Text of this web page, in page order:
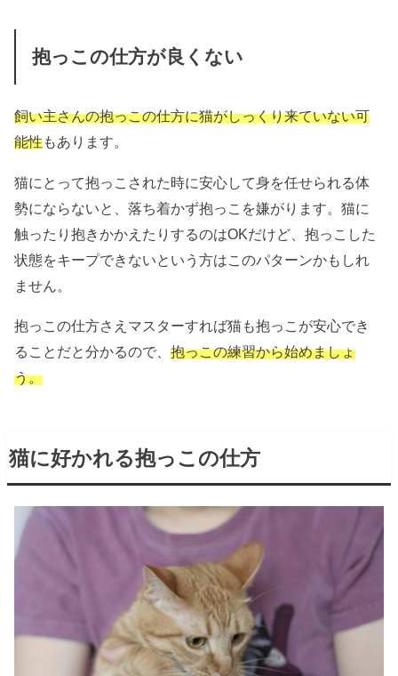
抱っこの仕方が良くない
飼い主さんの抱っこの仕方に猫がしっくり来ていない可
能性もあります。
猫にとって抱っこされた時に安心して身を任せられる体
勢にならないと、落ち着かず抱っこを嫌がります。猫に
触ったり抱きかかえたりするのはOKだけど、抱っこした
状態をキープできないという方はこのパターンかもしれ
ません。
抱っこの仕方さえマスターすれば猫も抱っこが安心でき
ることだと分かるので、抱っこの練習から始めましょ
う。
猫に好かれる抱っこの仕方